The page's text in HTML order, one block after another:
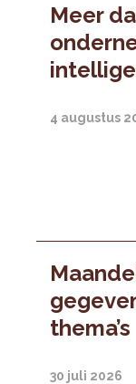
Meer
4 augustus
thema’s
30 juli 2026